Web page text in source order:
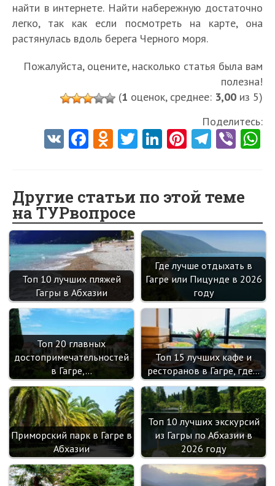
найти в интернете. Найти набережную достаточно
легко, так как если посмотреть на карте, она
растянулась вдоль берега Черного моря.
Пожалуйста, оцените, насколько статья была вам
полезна!
(1 оценок, среднее: 3,00 из 5)
Поделитесь:
V Fa
o
o
k
O
o
kl
as
sn
ik
i
T
er
Li
dI
n
Pi
es
t
Te
a
m
Vi
Другие статьи по этой теме
на ТУРвопросе
Топ 10 лучших пляжей
Гагры в Абхазии
Где лучше отдыхать в
Гагре или Пицунде в 2026
году
Топ 20 главных
достопримечательностей
в Гагре,…
Топ 15 лучших кафе и
ресторанов в Гагре, где…
Приморский парк в Гагре в
Абхазии
Топ 10 лучших экскурсий
из Гагры по Абхазии в
2026 году